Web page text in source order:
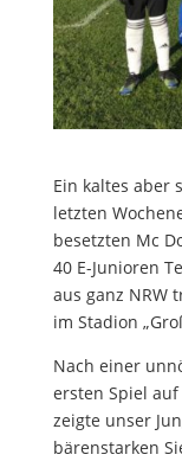
Ein kaltes aber
letzten
besetzten Mc
40 E-Junioren
aus ganz NRW
im Stadion
Nach einer
ersten Spiel
zeigte unser
bärenstarken